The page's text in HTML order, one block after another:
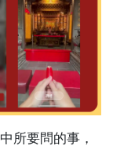
所要問的事，